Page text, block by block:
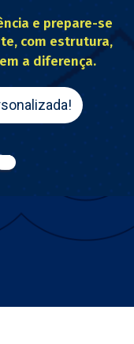
e prepare-se
com estrutura,
a diferença.